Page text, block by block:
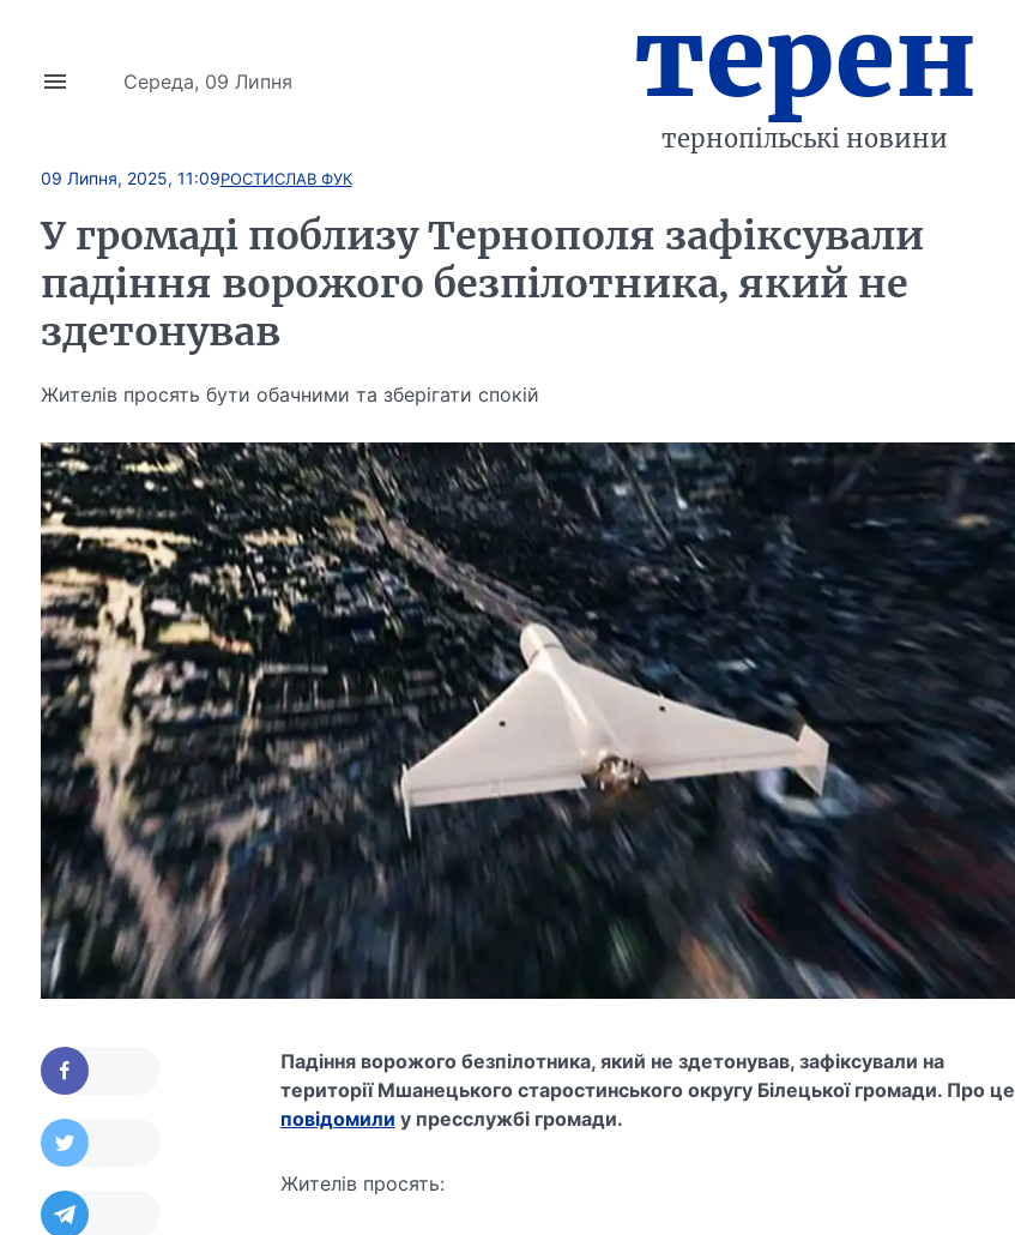
Середа, 09 Липня терен
тернопільські новини
09 Липня, 2025, 11:09РОСТИСЛАВ ФУК
У громаді поблизу Тернополя зафіксували
падіння ворожого безпілотника, який не
здетонував
Жителів просять бути обачними та зберігати спокій
Падіння ворожого безпілотника, який не здетонував, зафіксували на
території Мшанецького старостинського округу Білецької громади. Про це
повідомили у пресслужбі громади.
Жителів просять: